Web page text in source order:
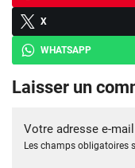
X
WHATSAPP
Laisser un
Votre adresse e-
Les champs obligatoires